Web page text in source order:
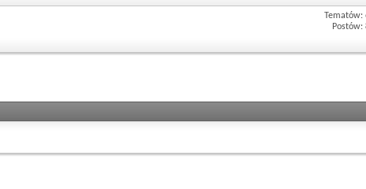
Tematów:
Postów: